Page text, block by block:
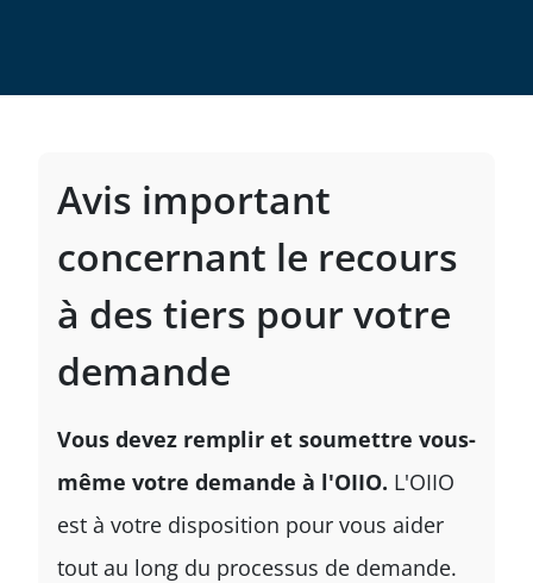
Avis important
concernant le recours
à des tiers pour votre
demande
Vous devez remplir et soumettre vous-
même votre demande à l'OIIO. L'OIIO
est à votre disposition pour vous aider
tout au long du processus de demande.